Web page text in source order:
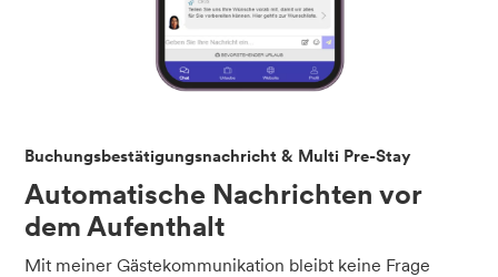
Buchungsbestätigungsnachricht & Multi Pre-Stay
Automatische Nachrichten vor
dem Aufenthalt
Mit meiner Gästekommunikation bleibt keine Frage